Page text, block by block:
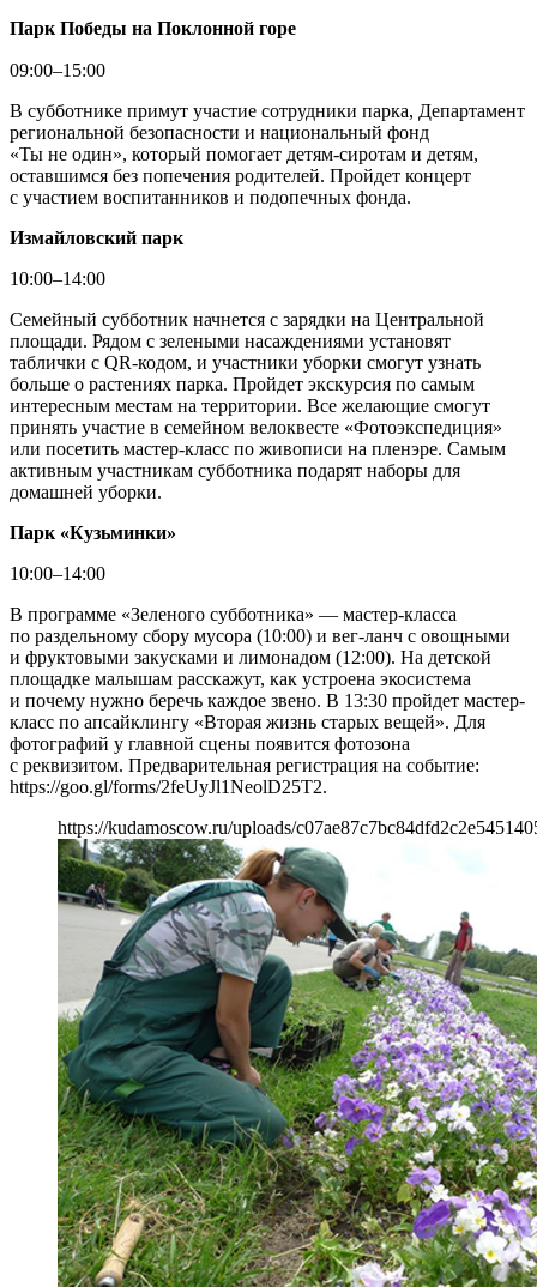
Парк Победы на Поклонной горе
09:00–15:00
В субботнике примут участие сотрудники парка, Департамент
региональной безопасности и национальный фонд
«Ты не один», который помогает детям-сиротам и детям,
оставшимся без попечения родителей. Пройдет концерт
с участием воспитанников и подопечных фонда.
Измайловский парк
10:00–14:00
Семейный субботник начнется с зарядки на Центральной
площади. Рядом с зелеными насаждениями установят
таблички с QR-кодом, и участники уборки смогут узнать
больше о растениях парка. Пройдет экскурсия по самым
интересным местам на территории. Все желающие смогут
принять участие в семейном велоквесте «Фотоэкспедиция»
или посетить мастер-класс по живописи на пленэре. Самым
активным участникам субботника подарят наборы для
домашней уборки.
Парк «Кузьминки»
10:00–14:00
В программе «Зеленого субботника» — мастер-класса
по раздельному сбору мусора (10:00) и вег-ланч с овощными
и фруктовыми закусками и лимонадом (12:00). На детской
площадке малышам расскажут, как устроена экосистема
и почему нужно беречь каждое звено. В 13:30 пройдет мастер-
класс по апсайклингу «Вторая жизнь старых вещей». Для
фотографий у главной сцены появится фотозона
с реквизитом. Предварительная регистрация на событие:
https://goo.gl/forms/2feUyJl1NeolD25T2.
https://kudamoscow.ru/uploads/